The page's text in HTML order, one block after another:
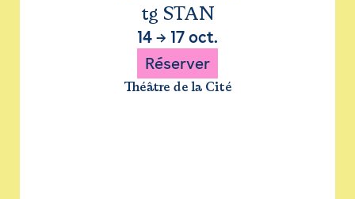
tg STAN
14 → 17 oct.
Réserver
Théâtre de la Cité